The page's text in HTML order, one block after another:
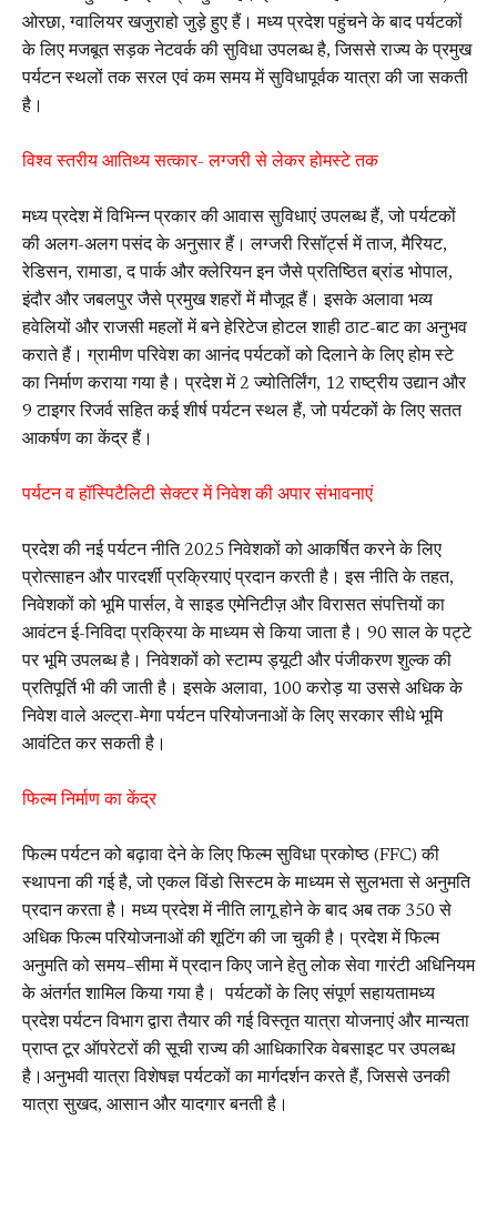
ओरछा, ग्वालियर खजुराहो जुड़े हुए हैं। मध्य प्रदेश पहुंचने के बाद पर्यटकों
के लिए मजबूत सड़क नेटवर्क की सुविधा उपलब्ध है, जिससे राज्य के प्रमुख
पर्यटन स्थलों तक सरल एवं कम समय में सुविधापूर्वक यात्रा की जा सकती
है।
विश्व स्तरीय आतिथ्य सत्कार- लग्जरी से लेकर होमस्टे तक
मध्य प्रदेश में विभिन्न प्रकार की आवास सुविधाएं उपलब्ध हैं, जो पर्यटकों
की अलग-अलग पसंद के अनुसार हैं। लग्जरी रिसॉर्ट्स में ताज, मैरियट,
रेडिसन, रामाडा, द पार्क और क्लेरियन इन जैसे प्रतिष्ठित ब्रांड भोपाल,
इंदौर और जबलपुर जैसे प्रमुख शहरों में मौजूद हैं। इसके अलावा भव्य
हवेलियों और राजसी महलों में बने हेरिटेज होटल शाही ठाट-बाट का अनुभव
कराते हैं। ग्रामीण परिवेश का आनंद पर्यटकों को दिलाने के लिए होम स्टे
का निर्माण कराया गया है। प्रदेश में 2 ज्योतिर्लिंग, 12 राष्ट्रीय उद्यान और
9 टाइगर रिजर्व सहित कई शीर्ष पर्यटन स्थल हैं, जो पर्यटकों के लिए सतत
आकर्षण का केंद्र हैं।
पर्यटन व हॉस्पिटैलिटी सेक्टर में निवेश की अपार संभावनाएं
प्रदेश की नई पर्यटन नीति 2025 निवेशकों को आकर्षित करने के लिए
प्रोत्साहन और पारदर्शी प्रक्रियाएं प्रदान करती है। इस नीति के तहत,
निवेशकों को भूमि पार्सल, वे साइड एमेनिटीज़ और विरासत संपत्तियों का
आवंटन ई-निविदा प्रक्रिया के माध्यम से किया जाता है। 90 साल के पट्टे
पर भूमि उपलब्ध है। निवेशकों को स्टाम्प ड्यूटी और पंजीकरण शुल्क की
प्रतिपूर्ति भी की जाती है। इसके अलावा, ₹100 करोड़ या उससे अधिक के
निवेश वाले अल्ट्रा-मेगा पर्यटन परियोजनाओं के लिए सरकार सीधे भूमि
आवंटित कर सकती है।
फिल्म निर्माण का केंद्र
फिल्म पर्यटन को बढ़ावा देने के लिए फिल्म सुविधा प्रकोष्ठ (FFC) की
स्थापना की गई है, जो एकल विंडो सिस्टम के माध्यम से सुलभता से अनुमति
प्रदान करता है। मध्य प्रदेश में नीति लागू होने के बाद अब तक 350 से
अधिक फिल्म परियोजनाओं की शूटिंग की जा चुकी है। प्रदेश में फिल्म
अनुमति को समय–सीमा में प्रदान किए जाने हेतु लोक सेवा गारंटी अधिनियम
के अंतर्गत शामिल किया गया है। पर्यटकों के लिए संपूर्ण सहायतामध्य
प्रदेश पर्यटन विभाग द्वारा तैयार की गई विस्तृत यात्रा योजनाएं और मान्यता
प्राप्त टूर ऑपरेटरों की सूची राज्य की आधिकारिक वेबसाइट पर उपलब्ध
है।अनुभवी यात्रा विशेषज्ञ पर्यटकों का मार्गदर्शन करते हैं, जिससे उनकी
यात्रा सुखद, आसान और यादगार बनती है।